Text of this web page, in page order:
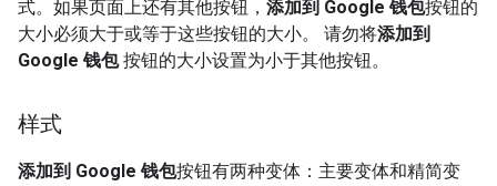
式。如果页面上还有其他按钮， 添加到 Google 钱包按钮的
大小必须大于或等于这些按钮的大小。 请勿将添加到
Google 钱包按钮的大小设置为小于其他按钮。
样式
添加到 Google 钱包按钮有两种变体：主要变体和精简变